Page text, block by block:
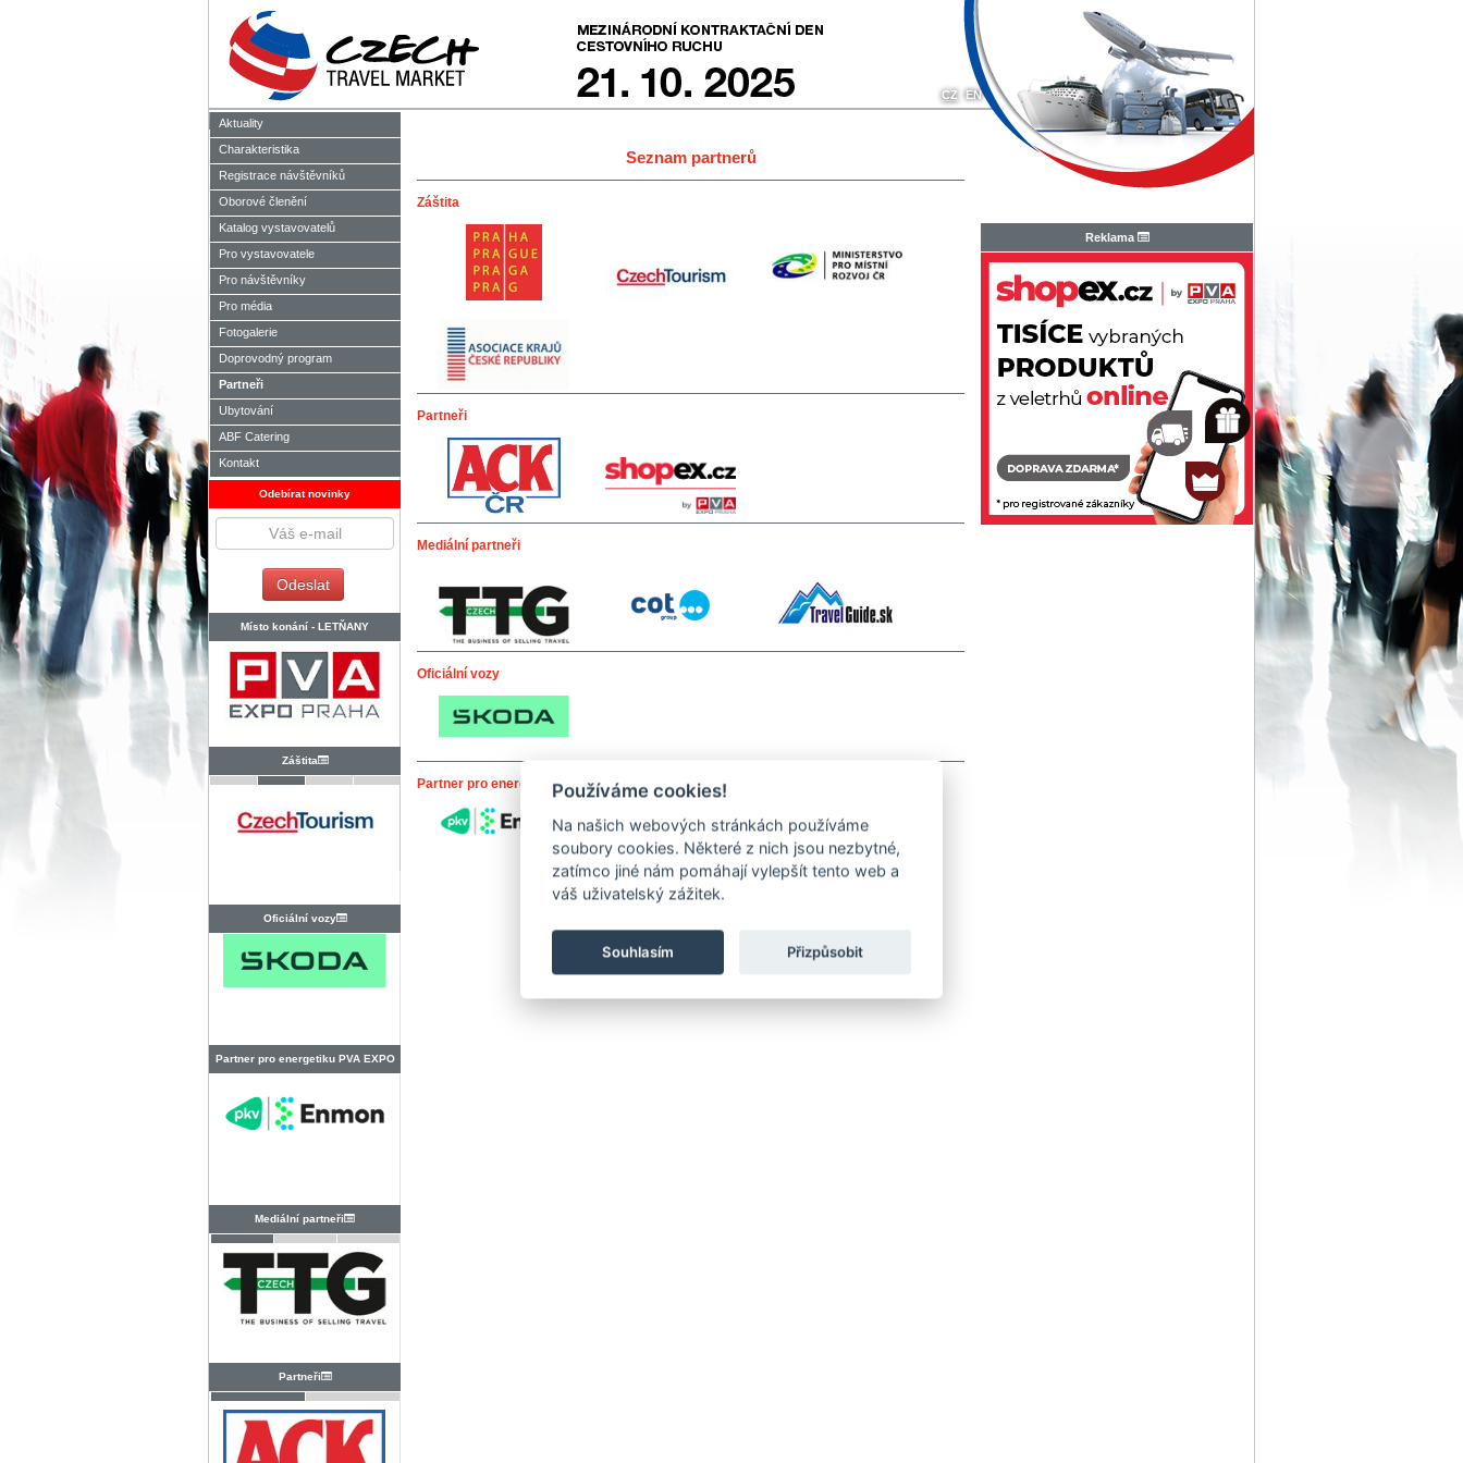
CZ EN
Aktuality
Charakteristika
Registrace návštěvníků
Oborové členění
Katalog vystavovatelů
Pro vystavovatele
Pro návštěvníky
Pro média
Fotogalerie
Doprovodný program
Partneři
Ubytování
ABF Catering
Kontakt
Odebírat novinky
Místo konání - LETŇANY
Záštita
Oficiální vozy
Partner pro energetiku PVA EXPO
Mediální partneři
Partneři
Seznam partnerů
Záštita
Partneři
Mediální partneři
Oficiální vozy
Partner pro energetiku PVA EXPO PRAHA
Reklama
Používáme cookies!
Na našich webových stránkách používáme
soubory cookies. Některé z nich jsou nezbytné,
zatímco jiné nám pomáhají vylepšít tento web a
váš uživatelský zážitek.
Souhlasím Přizpůsobit